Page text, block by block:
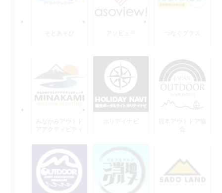
そとあそび アソビュー つなぐプラス
みなかみアウトド
アアクティビティ
ホリデイナビ
日本アウトドア協
会